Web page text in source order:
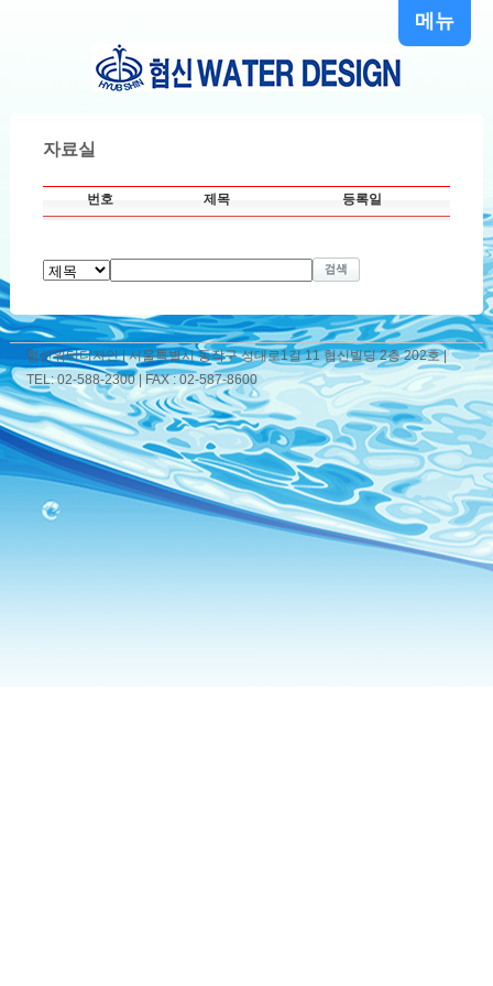
메뉴
자료실
번호 제목 등록일
협신워터디자인 | 서울특별시 동작구 성대로1길 11 협신빌딩 2층 202호 |
TEL: 02-588-2300 | FAX : 02-587-8600